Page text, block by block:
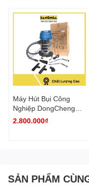
Máy Hút Bụi Công
Nghiệp DongCheng
DVC30 Công Suất
2.800.000₫
SẢN PHẨM